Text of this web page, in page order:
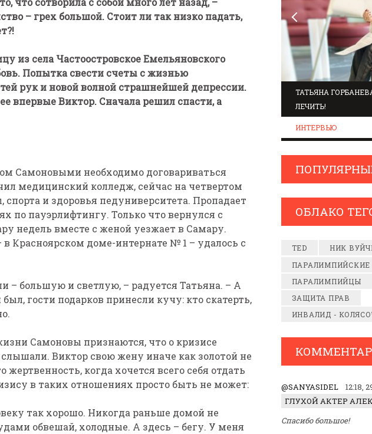
– грех большой. Стоит ли так низко падать,
из села Частоостровское Емельяновского
Попытка свести счеты с жизнью
рук и новой волной страшнейшей депрессии.
впервые Виктор. Сначала решил спасти, а
Самоновыми необходимо договариваться
медицинский колледж, сейчас на четвертом
и здоровья педуниверситета. Пропадает
по пауэрлифтингу. Только что вернулся с
недель вместе с женой уезжает в Самару.
Красноярском доме-интернате № 1 – удалось с
большую и светлую, – радуется Татьяна. – А
гости подарков принесли кучу: кто скатерть,
Самоновы признаются, что о кризисе
Виктор свою жену иначе как золотой не
жертвенность, когда хочется всего себя отдать
в таких отношениях просто быть не может:
так хорошо. Никогда раньше домой не
обвешай, холодные. А здесь – бегу. У меня
ТАТЬЯНА
ЛЕЧИТЬ!
ИНТЕРВЬЮ
ИНЖЕНЕР С ТВОРЧЕСКИМИ АМБИЦИЯМИ.
ИЛИ КАК ЖЕНЩИНА ИЗ НОВОПОЛОЦКА
ЧЕМПИОНКА ПО
ГОНКАМ ИЗ
ОБЛАКО
TED
НИК
ПАРАЛИМПИЙСКИЕ
ПАРАЛИМПИЙЦЫ
ЗАЩИТА ПРАВ
ИНВАЛИД -
@SANYASIDEL
12:18,
Спасибо большое!